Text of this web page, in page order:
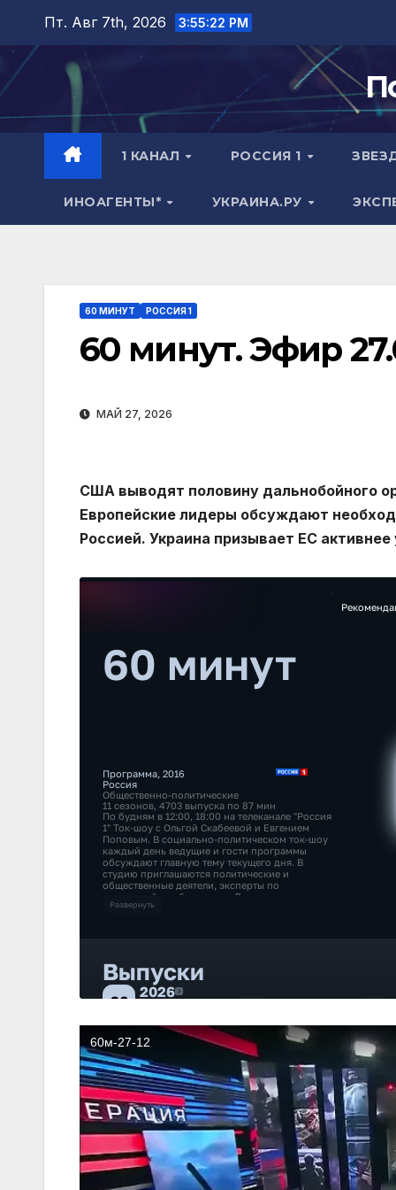
Перейти
содержимому
Пт. Авг 7th, 2026 3:55:23 PM
1 КАНАЛ РОССИЯ 1
ИНОАГЕНТЫ* УКРАИНА.РУ
60 МИНУТ РОССИЯ 1
60 минут. Эфир
МАЙ 27, 2026
США выводят половину дальнобойного
Европейские лидеры обсуждают
Россией. Украина призывает ЕС